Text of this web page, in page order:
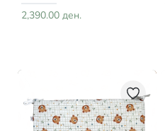
2,390.00 ден.